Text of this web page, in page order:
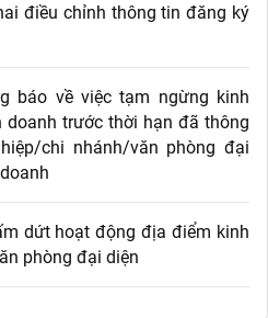
điều chỉnh thông tin đăng ký
báo về việc tạm ngừng kinh
trước thời hạn đã thông
chi nhánh/văn phòng đại
dứt hoạt động địa điểm kinh
phòng đại diện